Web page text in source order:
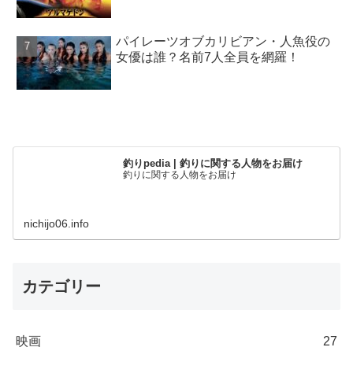
パイレーツオブカリビアン・人魚役の
女優は誰？名前7人全員を網羅！
釣りpedia | 釣りに関する人物をお届け
釣りに関する人物をお届け
nichijo06.info
カテゴリー
映画 27